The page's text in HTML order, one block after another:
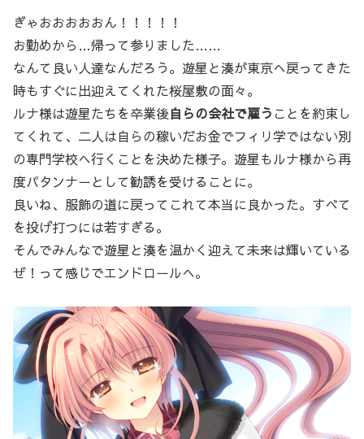
ぎゃおおおおおん！！！！！
お勤めから…帰って参りました……
なんて良い人達なんだろう。遊星と湊が東京へ戻ってきた
時もすぐに出迎えてくれた桜屋敷の面々。
ルナ様は遊星たちを卒業後自らの会社で雇うことを約束し
てくれて、二人は自らの稼いだお金でフィリ学ではない別
の専門学校へ行くことを決めた様子。遊星もルナ様から再
度パタンナーとして勧誘を受けることに。
良いね、服飾の道に戻ってこれて本当に良かった。すべて
を投げ打つには若すぎる。
そんでみんなで遊星と湊を温かく迎えて未来は輝いている
ぜ！って感じでエンドロールへ。